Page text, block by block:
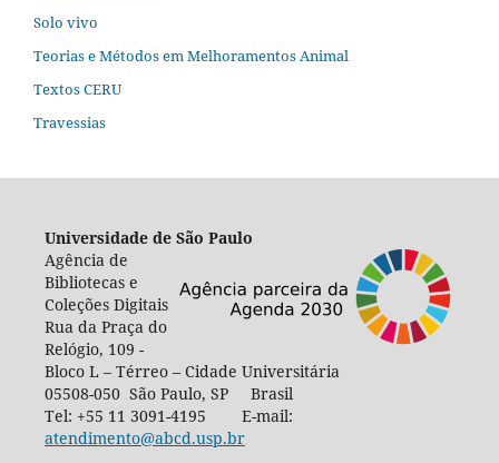
Solo vivo
Teorias e Métodos em Melhoramentos Animal
Textos CERU
Travessias
Universidade de São Paulo
Agência de
Bibliotecas e
Coleções Digitais
Rua da Praça do
Relógio, 109 -
Bloco L – Térreo – Cidade Universitária
05508-050 São Paulo, SP Brasil
Tel: +55 11 3091-4195 E-mail:
atendimento@abcd.usp.br